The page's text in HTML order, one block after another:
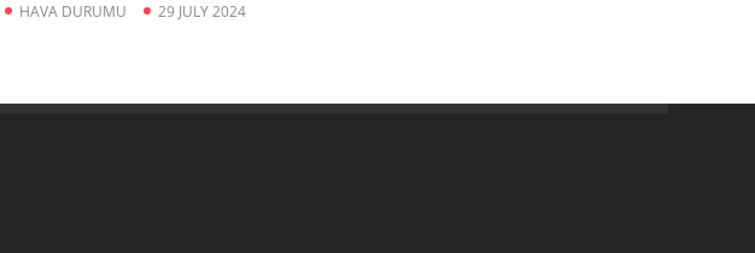
HAVA DURUMU 29 JULY 2024